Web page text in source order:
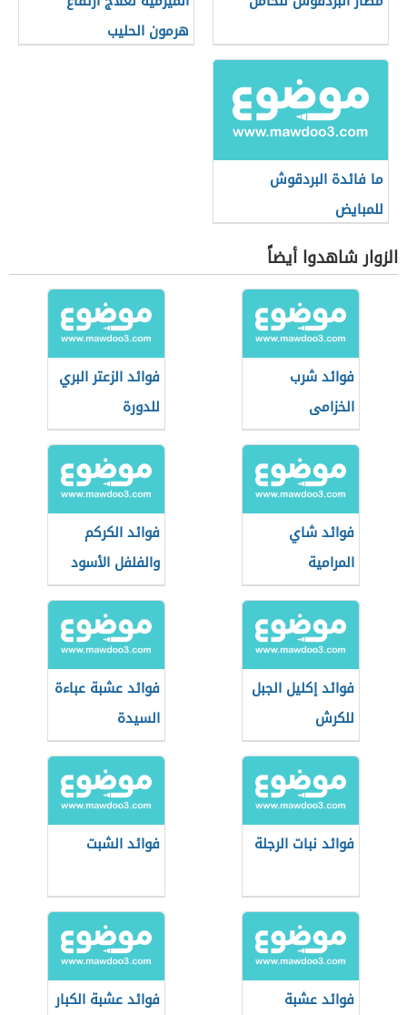
هرمون الحليب
ما فائدة البردقوش
للمبايض
الزوار شاهدوا أيضاً
فوائد شرب
الخزامى
فوائد الزعتر البري
للدورة
فوائد شاي
المرامية
فوائد الكركم
والفلفل الأسود
فوائد إكليل الجبل
للكرش
فوائد عشبة عباءة
السيدة
فوائد نبات الرجلة فوائد الشبت
فوائد عشبة
فوائد عشبة الكبار